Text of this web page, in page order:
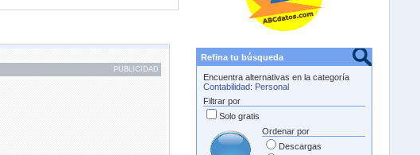
PUBLICIDAD
Refina tu búsqueda
Encuentra alternativas en la categoría
Contabilidad: Personal
Filtrar por
Solo gratis
Ordenar por
Descargas